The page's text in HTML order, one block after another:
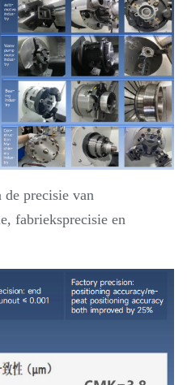
precisie van
fabrieksprecisie en